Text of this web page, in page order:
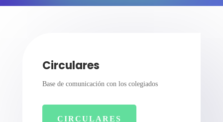
Circulares
Base de comunicación con los colegiados
CIRCULARES